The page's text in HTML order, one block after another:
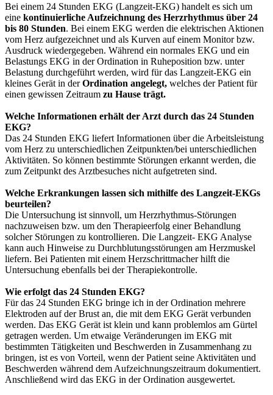
Bei einem 24 Stunden EKG (Langzeit-EKG) handelt es sich um
eine kontinuierliche Aufzeichnung des Herzrhythmus über 24
bis 80 Stunden. Bei einem EKG werden die elektrischen Aktionen
vom Herz aufgezeichnet und als Kurven auf einem Monitor bzw.
Ausdruck wiedergegeben. Während ein normales EKG und ein
Belastungs EKG in der Ordination in Ruheposition bzw. unter
Belastung durchgeführt werden, wird für das Langzeit-EKG ein
kleines Gerät in derOrdination angelegt, welches der Patient für
einen gewissen Zeitraum zu Hause trägt.
Welche Informationen erhält der Arzt durch das 24 Stunden
EKG?
Das 24 Stunden EKG liefert Informationen über die Arbeitsleistung
vom Herz zu unterschiedlichen Zeitpunkten/bei unterschiedlichen
Aktivitäten. So können bestimmte Störungen erkannt werden, die
zum Zeitpunkt des Arztbesuches nicht aufgetreten sind.
Welche Erkrankungen lassen sich mithilfe des Langzeit-EKGs
beurteilen?
Die Untersuchung ist sinnvoll, um Herzrhythmus-Störungen
nachzuweisen bzw. um den Therapieerfolg einer Behandlung
solcher Störungen zu kontrollieren. Die Langzeit- EKG Analyse
kann auch Hinweise zu Durchblutungsstörungen am Herzmuskel
liefern. Bei Patienten mit einem Herzschrittmacher hilft die
Untersuchung ebenfalls bei der Therapiekontrolle.
Wie erfolgt das 24 Stunden EKG?
Für das 24 Stunden EKG bringe ich in der Ordination mehrere
Elektroden auf der Brust an, die mit dem EKG Gerät verbunden
werden. Das EKG Gerät ist klein und kann problemlos am Gürtel
getragen werden. Um etwaige Veränderungen im EKG mit
bestimmten Tätigkeiten und Beschwerden in Zusammenhang zu
bringen, ist es von Vorteil, wenn der Patient seine Aktivitäten und
Beschwerden während dem Aufzeichnungszeitraum dokumentiert.
Anschließend wird das EKG in der Ordination ausgewertet.